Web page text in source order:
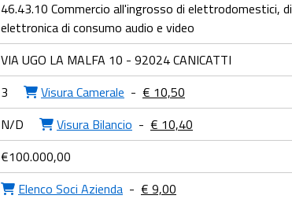
46.43.10 Commercio all'ingrosso di elettrodomestici, di
elettronica di consumo audio e video
VIA UGO LA MALFA 10 - 92024 CANICATTI
3 Visura Camerale - € 10,50
N/D Visura Bilancio - € 10,40
€100.000,00
Elenco Soci Azienda - € 9,00